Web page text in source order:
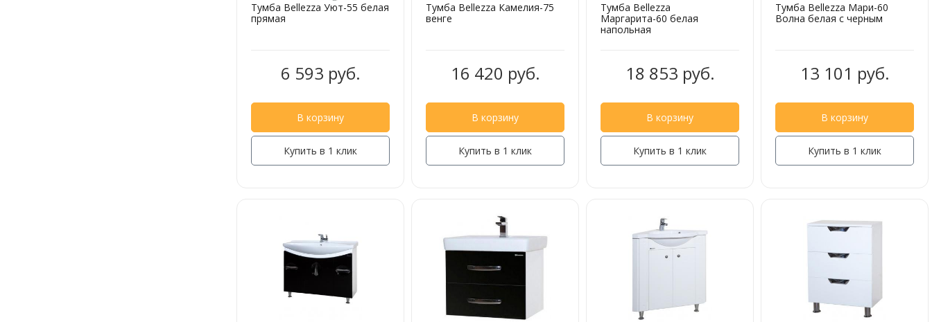
Тумба Bellezza Уют-55 белая
прямая
6 593 руб.
В корзину
Купить в 1 клик
Тумба Bellezza Камелия-75
венге
16 420 руб.
В корзину
Купить в 1 клик
Тумба Bellezza
Маргарита-60 белая
напольная
18 853 руб.
В корзину
Купить в 1 клик
Тумба Bellezza Мари-60
Волна белая с черным
13 101 руб.
В корзину
Купить в 1 клик